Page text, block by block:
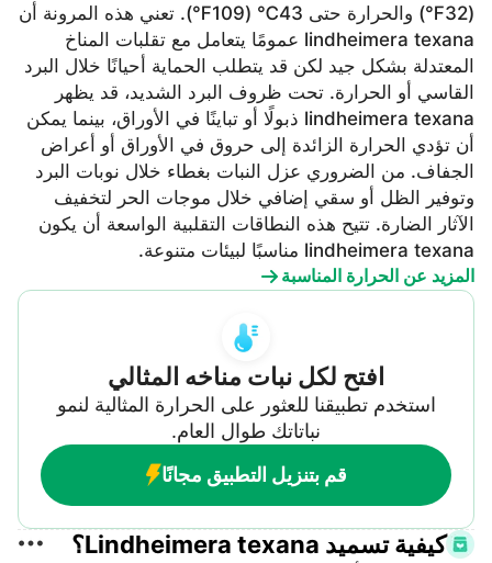
(32℉) والحرارة حتى 43℃ (109℉). تعني هذه المرونة أن
lindheimera texana عمومًا يتعامل مع تقلبات المناخ
المعتدلة بشكل جيد لكن قد يتطلب الحماية أحيانًا خلال البرد
القاسي أو الحرارة. تحت ظروف البرد الشديد، قد يظهر
lindheimera texana ذبولًا أو تباينًا في الأوراق، بينما يمكن
أن تؤدي الحرارة الزائدة إلى حروق في الأوراق أو أعراض
الجفاف. من الضروري عزل النبات بغطاء خلال نوبات البرد
وتوفير الظل أو سقي إضافي خلال موجات الحر لتخفيف
الآثار الضارة. تتيح هذه النطاقات التقلبية الواسعة أن يكون
lindheimera texana مناسبًا لبيئات متنوعة.
المزيد عن الحرارة المناسبة
افتح لكل نبات مناخه المثالي
استخدم تطبيقنا للعثور على الحرارة المثالية لنمو
نباتاتك طوال العام.
قم بتنزيل التطبيق مجانًا
كيفية تسميد Lindheimera texana؟